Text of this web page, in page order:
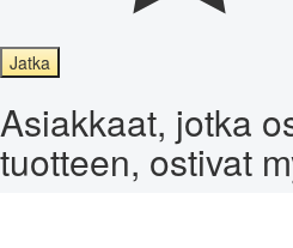
Jatka
Asiakkaat, jotka
tuotteen, ostivat